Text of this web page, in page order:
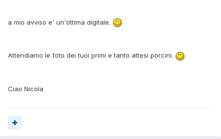
a mio avviso e' un'ottima digitale.
Attendiamo le foto dei tuoi primi e tanto attesi porcini.
Ciao Nicola